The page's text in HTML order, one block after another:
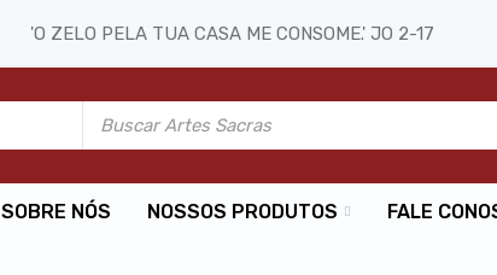
'O ZELO PELA TUA CASA ME CONSOME.' JO 2-17
SOBRE NÓS NOSSOS PRODUTOS FALE